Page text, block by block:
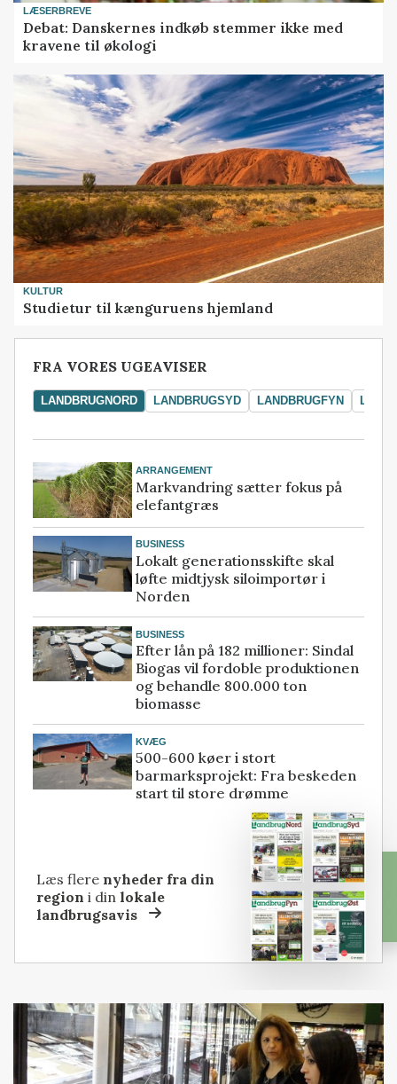
LÆSERBREVE
Debat: Danskernes indkøb stemmer ikke med
kravene til økologi
KULTUR
Studietur til kænguruens hjemland
FRA VORES UGEAVISER
LANDBRUGNORD LANDBRUGSYD LANDBRUGFYN
ARRANGEMENT
Markvandring sætter fokus på
elefantgræs
BUSINESS
Lokalt generationsskifte skal
løfte midtjysk siloimportør i
Norden
BUSINESS
Efter lån på 182 millioner: Sindal
Biogas vil fordoble produktionen
og behandle 800.000 ton
biomasse
KVÆG
500-600 køer i stort
barmarksprojekt: Fra beskeden
start til store drømme
Læs flere nyheder fra din
region i dinlokale
landbrugsavis